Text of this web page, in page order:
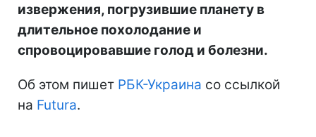
извержения, погрузившие планету в
длительное похолодание и
спровоцировавшие голод и болезни.
Об этом пишет РБК-Украина со ссылкой
на Futura.